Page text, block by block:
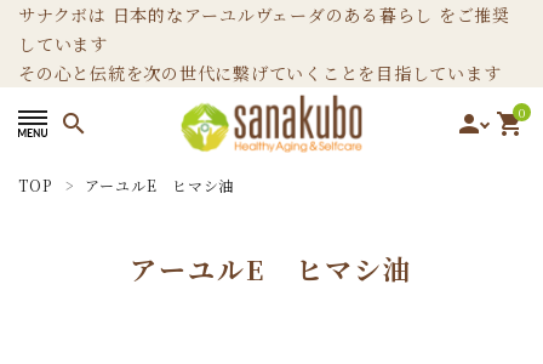
サナクボは 日本的なアーユルヴェーダのある暮らし をご推奨
しています
その心と伝統を次の世代に繋げていくことを目指しています
search person 0
shopping_cart
カテゴリーから選ぶ
TOP アーユルE ヒマシ油
アーユルE ヒマシ油